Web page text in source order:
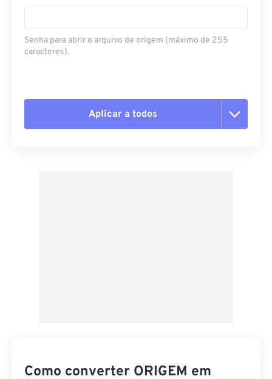
Senha para abrir o arquivo de origem (máximo de 255
caracteres).
Aplicar a todos
Como converter ORIGEM em